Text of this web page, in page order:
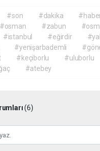
#son #dakika
#osman #zabun
#istanbul #eğirdir
#yenişarbademli
#keçiborlu #uluborlu
#atebey
(6)